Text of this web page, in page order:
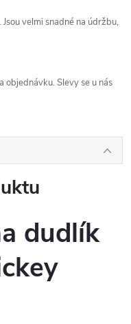
velmi snadné na údržbu,
Slevy se u nás
dudlík